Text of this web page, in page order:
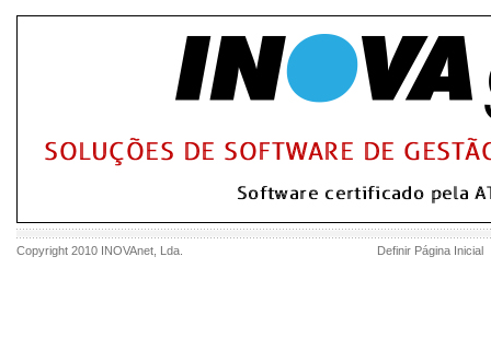
Copyright 2010 INOVAnet , Lda. Definir Página Inicial